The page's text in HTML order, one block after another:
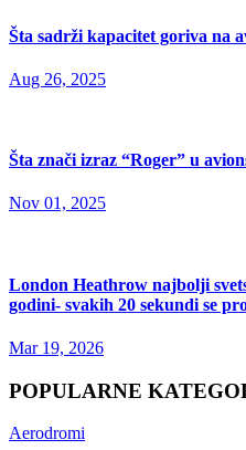
Šta sadrži kapacitet goriva na
Aug 26, 2025
Šta znači izraz “Roger” u
Nov 01, 2025
London Heathrow najbolji
godini- svakih 20 sekundi se
Mar 19, 2026
POPULARNE
Aerodromi